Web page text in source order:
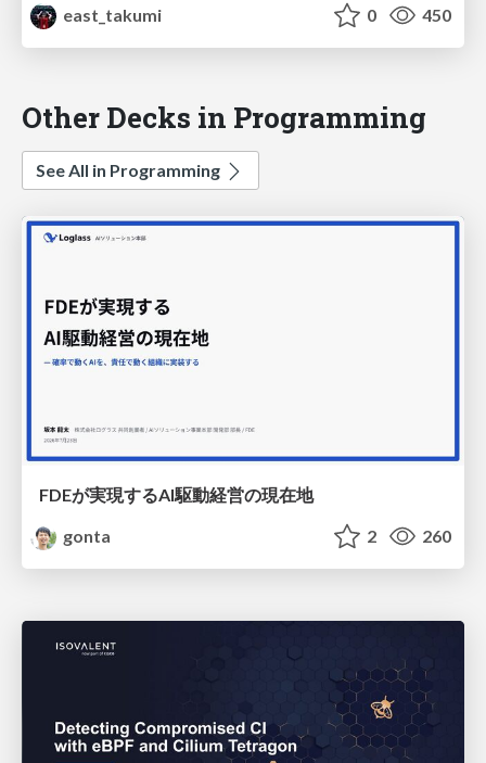
east_takumi
0 450
Other Decks in Programming
See All in Programming
FDEが実現するAI駆動経営の現在地
gonta
2 260